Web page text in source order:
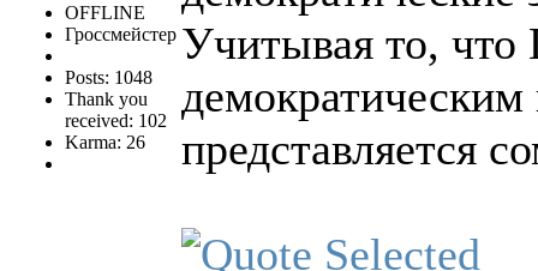
OFFLINE
Гроссмейстер
Posts: 1048
Thank you
received: 102
Karma: 26
Учитывая то, что
демократическим
представляется